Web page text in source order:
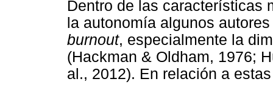
Dentro de las características
la autonomía algunos
burnout, especialmente la
(Hackman & Oldham, 1976;
al., 2012). En relación a